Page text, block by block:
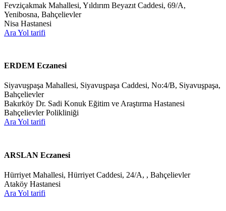
Fevziçakmak Mahallesi, Yıldırım Beyazıt Caddesi, 69/A,
Yenibosna, Bahçelievler
Nisa Hastanesi
Ara Yol tarifi
ERDEM Eczanesi
Siyavuşpaşa Mahallesi, Siyavuşpaşa Caddesi, No:4/B, Siyavuşpaşa,
Bahçelievler
Bakırköy Dr. Sadi Konuk Eğitim ve Araştırma Hastanesi
Bahçelievler Polikliniği
AraYol tarifi
ARSLAN Eczanesi
Hürriyet Mahallesi, Hürriyet Caddesi, 24/A, , Bahçelievler
Ataköy Hastanesi
Ara Yol tarifi